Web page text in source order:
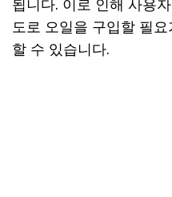
됩니다. 이로 인해 사용
도로 오일을 구입할 필
할 수 있습니다.